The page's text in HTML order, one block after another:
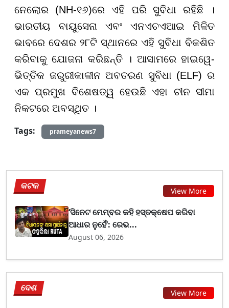
ନେଲୋର (NH-୧୬)ରେ ଏହି ପରି ସୁବିଧା ରହିଛି ।
ଭାରତୀୟ ବାୟୁସେନା ଏବଂ ଏନଏଚଏଆଇ ମିଳିତ
ଭାବରେ ଦେଶର ୨୮ଟି ସ୍ଥାନରେ ଏହି ସୁବିଧା ବିକଶିତ
କରିବାକୁ ଯୋଜନା କରିଛନ୍ତି । ଆସାମରେ ହାଇୱେ-
ଭିତ୍ତିକ ଜରୁରୀକାଳୀନ ଅବତରଣ ସୁବିଧା (ELF) ର
ଏକ ପ୍ରମୁଖ ବିଶେଷତ୍ୱ ହେଉଛି ଏହା ଚୀନ ସୀମା
ନିକଟରେ ଅବସ୍ଥିତ ।
Tags:
prameyanews7
କଟକ View More
‘ସିନେଟ ମେମ୍ବର କହି ହସ୍ତକ୍ଷେପ କରିବା
ଆଧାର ନୁହେଁ’: ରେଭ...
August 06, 2026
ଦେଶ View More